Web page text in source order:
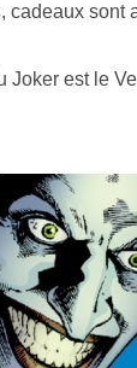
, cadeaux sont
Joker est le